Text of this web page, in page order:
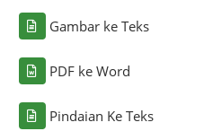
Gambar ke Teks
PDF ke Word
Pindaian Ke Teks